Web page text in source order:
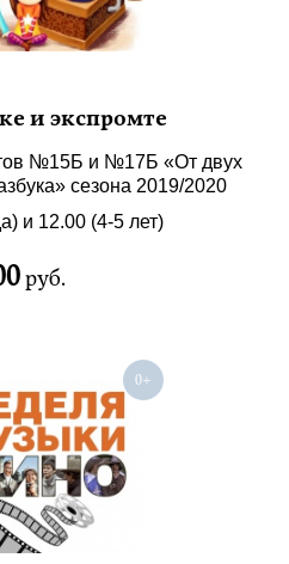
и экспромте
№15Б и №17Б «От двух
сезона 2019/2020
и 12.00 (4-5 лет)
руб.